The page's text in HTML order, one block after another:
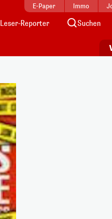
E-Paper Immo
Leser-Reporter Suchen